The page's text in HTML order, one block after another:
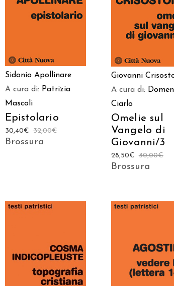
CARRELLO
Sidonio Apollinare
A cura di: Patrizia
Mascoli
Epistolario
32,00€
30,40€
Brossura
CARRELLO
Giovanni
A cura di:
Ciarlo
Omelie sul
Vangelo di
Giovanni/3
30,00€
28,50€
Brossura
AGGIUNGI AL
CARRELLO CARRELLO